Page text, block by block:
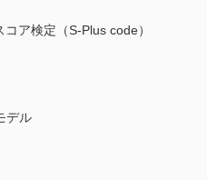
ア検定（S-Plus code）
デル